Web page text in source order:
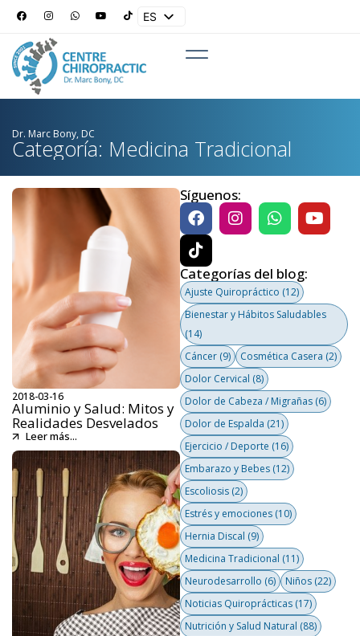
ES
Dr. Marc Bony, DC
Categoría: Medicina Tradicional
2018-03-16
Aluminio y Salud: Mitos y
Realidades Desvelados
Leer más...
Síguenos:
Categorías del blog:
Ajuste Quiropráctico (12)
Bienestar y Hábitos Saludables
(14)
Cáncer (9) Cosmética Casera (2)
Dolor Cervical (8)
Dolor de Cabeza / Migrañas (6)
Dolor de Espalda (21)
Ejercicio / Deporte (16)
Embarazo y Bebes (12)
Escoliosis (2)
Estrés y emociones (10)
Hernia Discal (9)
Medicina Tradicional (11)
Neurodesarrollo (6) Niños (22)
Noticias Quiroprácticas (17)
Nutrición y Salud Natural (88)